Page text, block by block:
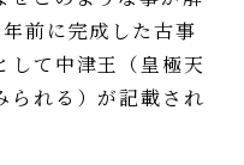
前に完成した古事
して中津王（皇極天
られる）が記載され